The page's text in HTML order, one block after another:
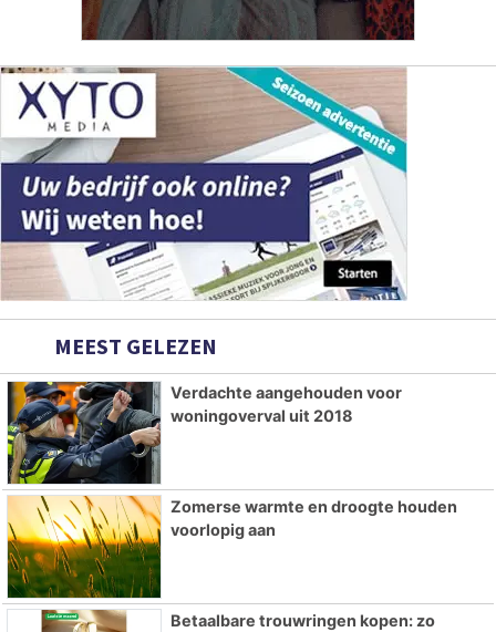
MEEST GELEZEN
Verdachte aangehouden voor
woningoverval uit 2018
Zomerse warmte en droogte houden
voorlopig aan
Betaalbare trouwringen kopen: zo